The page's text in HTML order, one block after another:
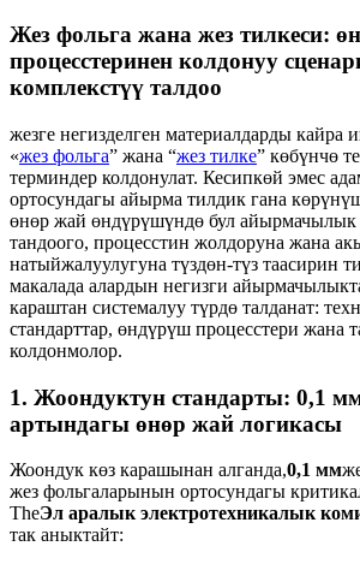
Жез фольга жана жез тилкеси:
процесстеринен колдонуу
комплекстүү талдоо
жезге негизделген материалдарды кайра
«жез фольга” жана “жез тилке” көбүнчө
терминдер колдонулат. Кесипкөй эмес
ортосундагы айырма тилдик гана
өнөр жай өндүрүшүндө бул айырмачылык
тандоого, процесстин жолдоруна жана
натыйжалуулугуна түздөн-түз таасирин
макалада алардын негизги
караштан системалуу түрдө талданат:
стандарттар, өндүрүш процесстери жана
колдонмолор.
1. Жоондуктун стандарты: 0,1
артындагы өнөр жай логикасы
Жоондук көз карашынан алганда,0,1 мм
жез фольгаларынын ортосундагы
TheЭл аралык электротехникалык
так аныктайт: